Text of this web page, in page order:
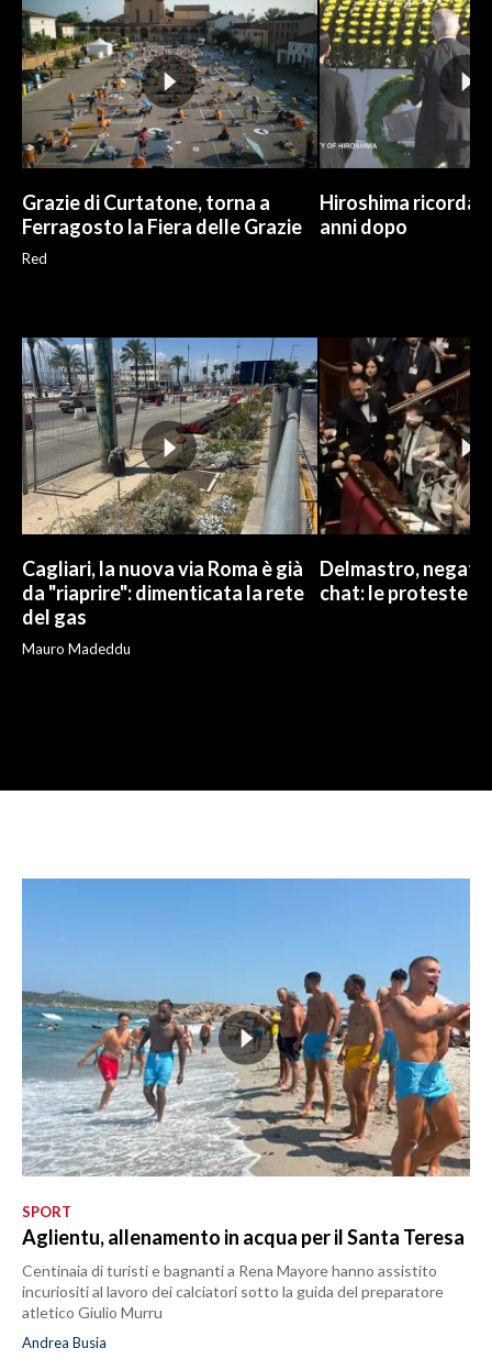
Grazie di Curtatone, torna a
Ferragosto la Fiera delle Grazie
Red
Hiroshima ricorda
anni dopo
Cagliari, la nuova via Roma è già
da "riaprire": dimenticata la rete
del gas
Mauro Madeddu
Delmastro,
chat: le proteste di
SPORT
Aglientu, allenamento in acqua per il Santa Teresa
Centinaia di turisti e bagnanti a Rena Mayore hanno assistito
incuriositi al lavoro dei calciatori sotto la guida del preparatore
atletico Giulio Murru
Andrea Busia